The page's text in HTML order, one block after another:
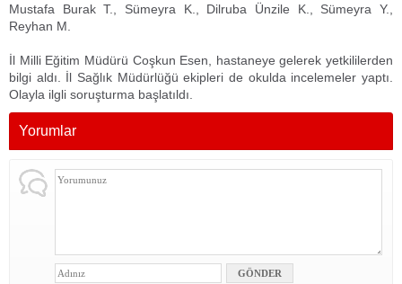
Mustafa Burak T., Sümeyra K., Dilruba Ünzile K., Sümeyra Y.,
Reyhan M.
İl Milli Eğitim Müdürü Coşkun Esen, hastaneye gelerek yetkililerden
bilgi aldı. İl Sağlık Müdürlüğü ekipleri de okulda incelemeler yaptı.
Olayla ilgli soruşturma başlatıldı.
Yorumlar